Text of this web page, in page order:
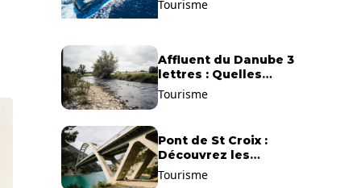
découvrir la
Tourisme
Affluent du Danube 3
lettres : Quelles
solutions trouver ?
Tourisme
Pont de St Croix :
Découvrez les
gorges du Verdon !
Tourisme